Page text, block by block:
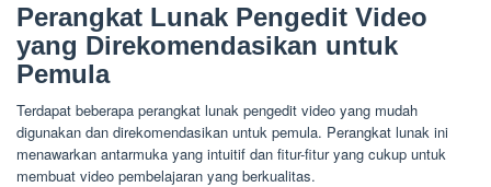
Perangkat Lunak Pengedit Video
yang Direkomendasikan untuk
Pemula
Terdapat beberapa perangkat lunak pengedit video yang mudah
digunakan dan direkomendasikan untuk pemula. Perangkat lunak ini
menawarkan antarmuka yang intuitif dan fitur-fitur yang cukup untuk
membuat video pembelajaran yang berkualitas.